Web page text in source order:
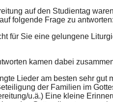
auf den Studientag
folgende Frage zu antworten:
für Sie eine gelungene
kamen dabei
Lieder am besten sehr gut
der Familien im
u.ä.) Eine kleine